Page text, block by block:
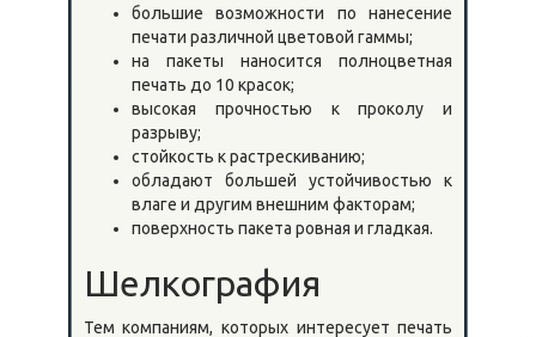
большие возможности по нанесение
печати различной цветовой гаммы;
на пакеты наносится полноцветная
печать до 10 красок;
высокая прочностью к проколу и
разрыву;
стойкость к растрескиванию;
обладают большей устойчивостью к
влаге и другим внешним факторам;
поверхность пакета ровная и гладкая.
Шелкография
Тем компаниям, которых интересует печать